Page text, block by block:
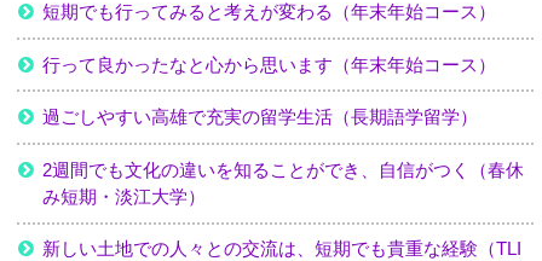
短期でも行ってみると考えが変わる（年末年始コース）
行って良かったなと心から思います（年末年始コース）
過ごしやすい高雄で充実の留学生活（長期語学留学）
2週間でも文化の違いを知ることができ、自信がつく（春休
み短期・淡江大学）
新しい土地での人々との交流は、短期でも貴重な経験（TLI